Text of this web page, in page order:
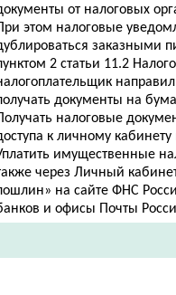
от налоговых
этом налоговые
заказными
2 статьи 11.2
документы на
налоговые
к личному
имущественные
через Личный
на сайте ФНС
и офисы Почты